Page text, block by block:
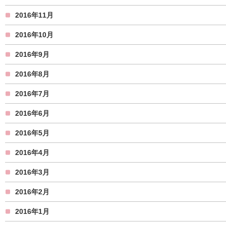
2016年11月
2016年10月
2016年9月
2016年8月
2016年7月
2016年6月
2016年5月
2016年4月
2016年3月
2016年2月
2016年1月